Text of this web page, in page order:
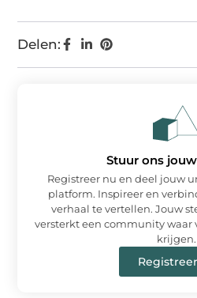
Delen:
Stuur ons
Registreer nu en deel jouw
platform. Inspireer en
verhaal te vertellen. Jouw
versterkt een community waar
krijgen.